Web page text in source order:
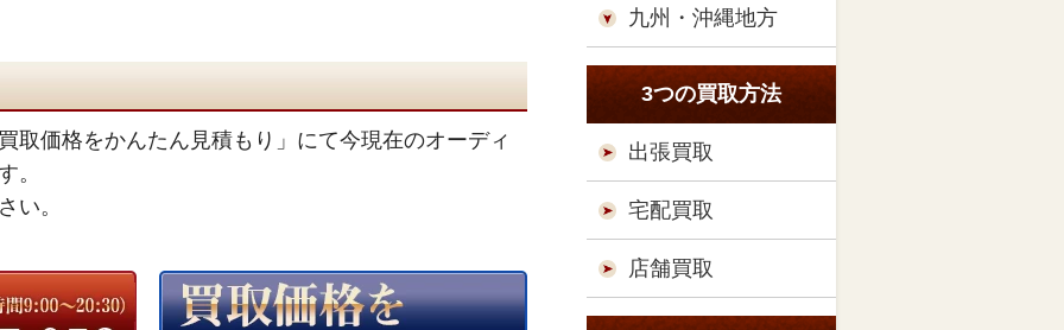
取価格をかんたん見積もり」にて今現在のオーディ
。
い。
九州・沖縄地方
3つの買取方法
出張買取
宅配買取
店舗買取